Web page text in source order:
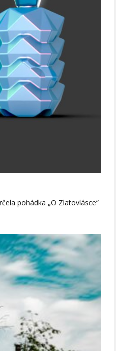
pohádka „O Zlatovlásce“